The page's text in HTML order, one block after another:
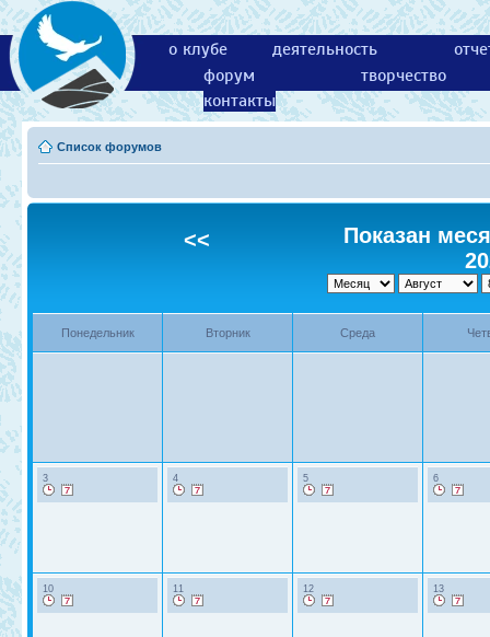
о клубе деятельность
форум
творчество
контакты
Список форумов
<<
Показан
Понедельник Вторник Среда
3 4 5 6
10 11 12 13